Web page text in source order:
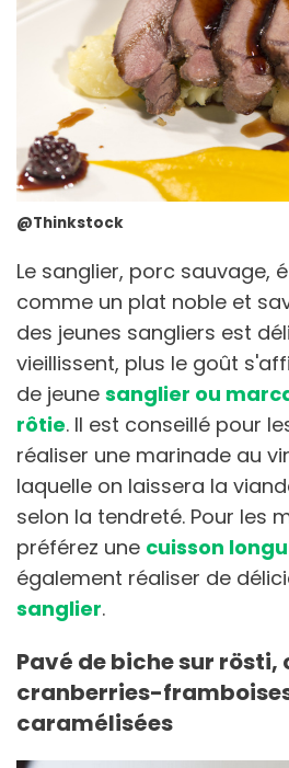
@Thinkstock
Le sanglier, porc sauvage,
comme un plat noble et
des jeunes sangliers est
vieillissent, plus le goût
de jeune sanglier ou
rôtie. Il est conseillé pour
réaliser une marinade au
laquelle on laissera la
selon la tendreté. Pour les
préférez une cuisson
également réaliser de
sanglier.
Pavé de biche sur rösti,
cranberries-
caramélisées